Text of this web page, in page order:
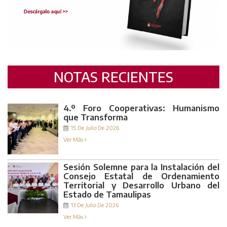
NOTAS RECIENTES
4.º Foro Cooperativas: Humanismo
que Transforma
15 De JulioDe 2026
Ver Más
Sesión Solemne para la Instalación del
Consejo Estatal de Ordenamiento
Territorial y Desarrollo Urbano del
Estado de Tamaulipas
13 De JulioDe 2026
Ver Más